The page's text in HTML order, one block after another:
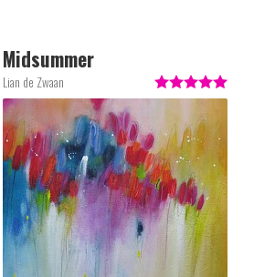
Lian de Zwaan
Midsummer